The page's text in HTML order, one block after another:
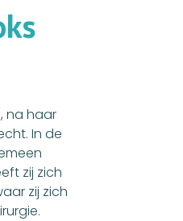
ks
na haar
In de
zij zich
zij zich